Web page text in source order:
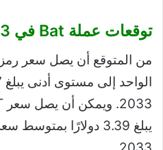
توقعات عملة Bat في 2033
من المتوقع أن يصل سعر رمز